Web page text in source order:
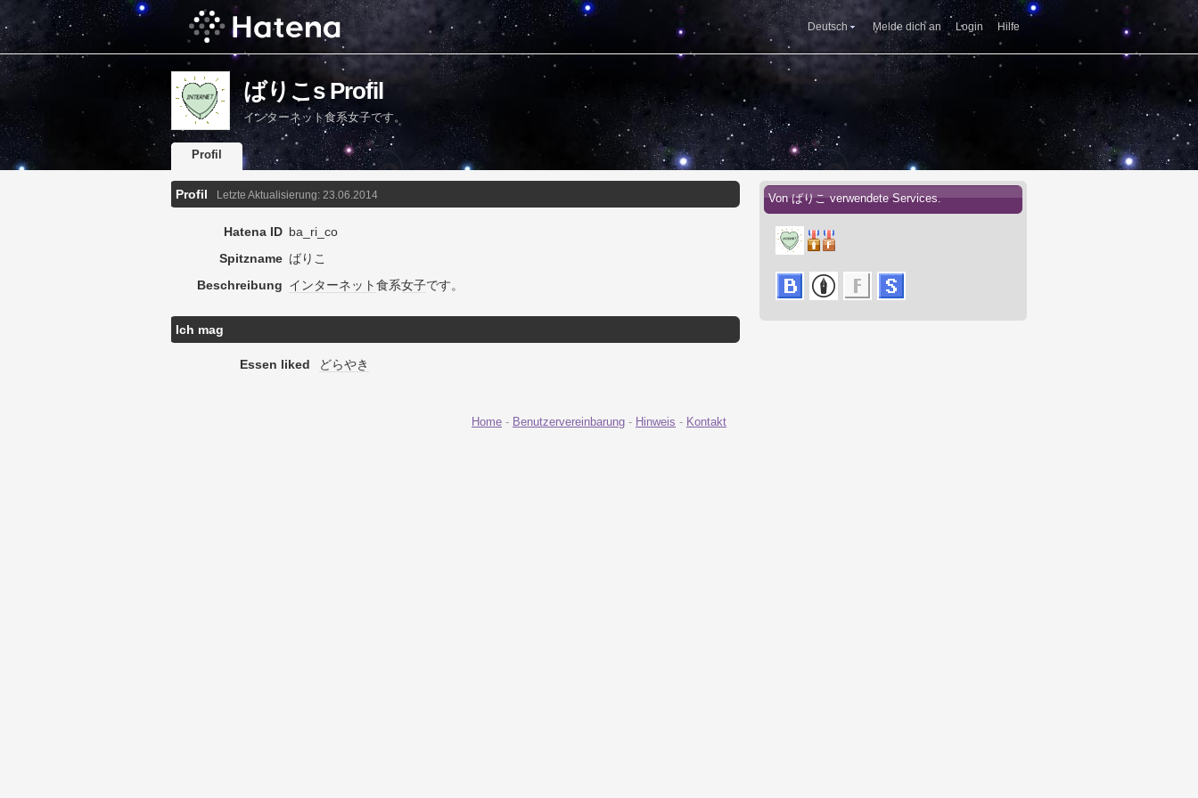
Deutsch Melde dich an Login Hilfe
ばりこs Profil
インターネット食系女子です。
Profil
Profil Letzte Aktualisierung: 23.06.2014
Hatena ID ba_ri_co
Spitzname ばりこ
Beschreibung インターネット食系女子です。
Ich mag
Essen liked どらやき
Von ばりこ verwendete Services.
Home - Benutzervereinbarung - Hinweis - Kontakt